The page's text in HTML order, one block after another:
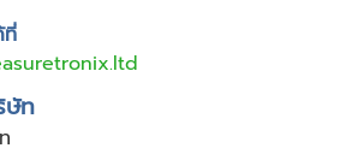
ที่
ษัท